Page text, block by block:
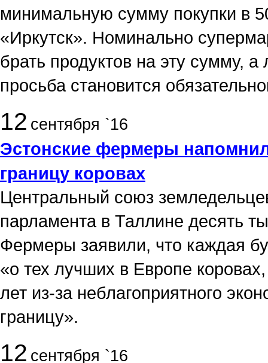
минимальную сумму покупки в
«Иркутск». Номинально
брать продуктов на эту сумму,
просьба становится
12 сентября `16
Эстонские фермеры
границу коровах
Центральный союз
парламента в Таллине десять
Фермеры заявили, что каждая
«о тех лучших в Европе
лет из-за неблагоприятного
границу».
12 сентября `16